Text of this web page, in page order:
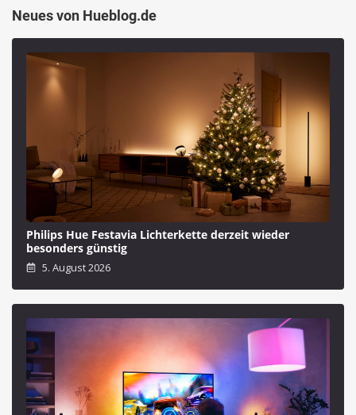
Neues von Hueblog.de
Philips Hue Festavia Lichterkette derzeit wieder
besonders günstig
5. August 2026